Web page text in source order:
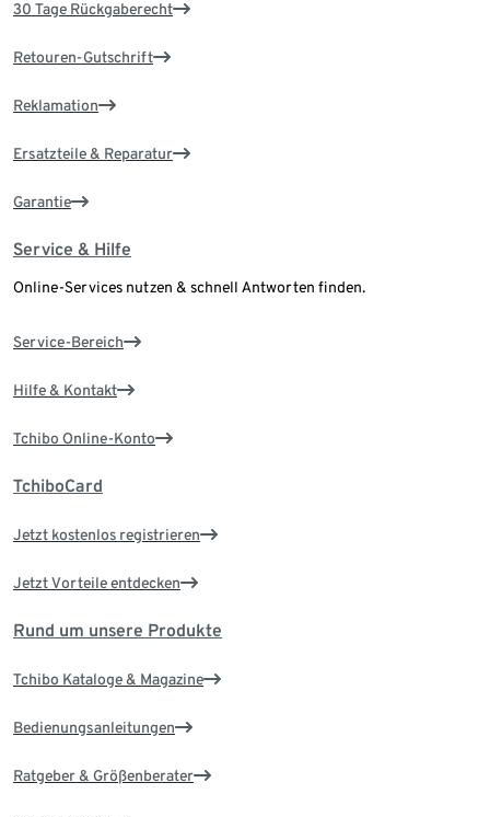
30 Tage Rückgaberecht
Retouren-Gutschrift
Reklamation
Ersatzteile & Reparatur
Garantie
Service & Hilfe
Online-Services nutzen & schnell Antworten finden.
Service-Bereich
Hilfe & Kontakt
Tchibo Online-Konto
TchiboCard
Jetzt kostenlos registrieren
Jetzt Vorteile entdecken
Rund um unsere Produkte
Tchibo Kataloge & Magazine
Bedienungsanleitungen
Ratgeber & Größenberater